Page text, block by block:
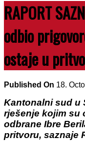
RAPORT
odbio
ostaje u
Published On 18.
Kantonalni sud u
rješenje kojim su
odbrane Ibre
pritvoru, saznaje